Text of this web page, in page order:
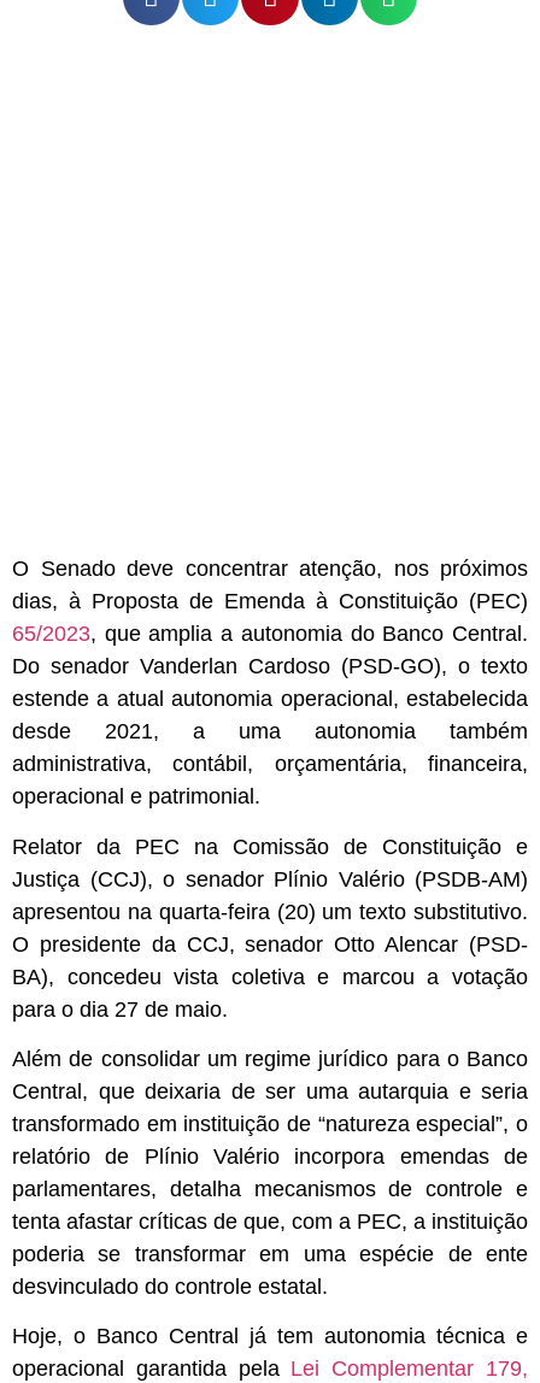
O Senado deve concentrar atenção, nos próximos
dias, à Proposta de Emenda à Constituição (PEC)
65/2023, que amplia a autonomia do Banco Central.
Do senador Vanderlan Cardoso (PSD-GO), o texto
estende a atual autonomia operacional, estabelecida
desde 2021, a uma autonomia também
administrativa, contábil, orçamentária, financeira,
operacional e patrimonial.
Relator da PEC na Comissão de Constituição e
Justiça (CCJ), o senador Plínio Valério (PSDB-AM)
apresentou na quarta-feira (20) um texto substitutivo.
O presidente da CCJ, senador Otto Alencar (PSD-
BA), concedeu vista coletiva e marcou a votação
para o dia 27 de maio.
Além de consolidar um regime jurídico para o Banco
Central, que deixaria de ser uma autarquia e seria
transformado em instituição de “natureza especial”, o
relatório de Plínio Valério incorpora emendas de
parlamentares, detalha mecanismos de controle e
tenta afastar críticas de que, com a PEC, a instituição
poderia se transformar em uma espécie de ente
desvinculado do controle estatal.
Hoje, o Banco Central já tem autonomia técnica e
operacional garantida pela Lei Complementar 179,